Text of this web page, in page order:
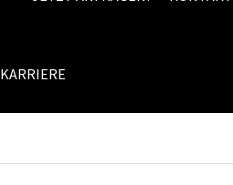
KARRIERE